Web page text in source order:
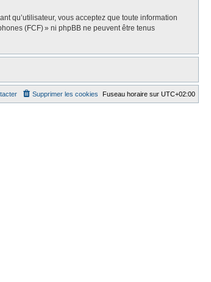
qu’utilisateur, vous acceptez que toute information
(FCF) » ni phpBB ne peuvent être tenus
Fuseau horaire sur UTC+02:00
Supprimer les cookies